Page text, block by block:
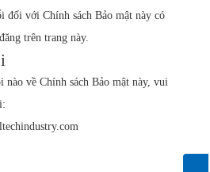
đối với Chính sách Bảo mật này có
trên trang này.
nào về Chính sách Bảo mật này, vui